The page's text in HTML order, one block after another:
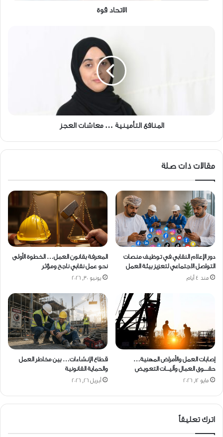
الاتحاد قوة
المنافع التأمينية … معاشات العجز
مقالات ذات صلة
دور الإعلام النقابي في توظيف منصات
التواصل الاجتماعي لتعزيز بيئة العمل
منذ 4 أيام
المعرفة بقانون العمل… الخطوة الأولى
نحو عمل نقابي ناجح ومؤثر
يونيو 30, 2026
إصابات العمل والأمراض المهنية…
حقــــوق العمال وآليـــات التعويض
مايو 12, 2026
قطاع الإنشاءات… بين مخاطر العمل
والحماية القانونية
أبريل 26, 2026
اترك تعليقاً